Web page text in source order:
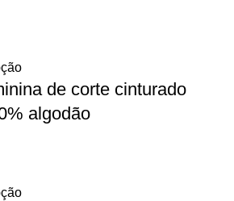
de corte cinturado
algodão